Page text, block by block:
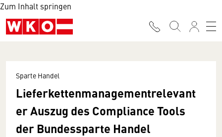
Zum Inhalt springen
Sparte Handel
Lieferkettenmanagementrelevant
er Auszug des Compliance Tools
der Bundessparte Handel